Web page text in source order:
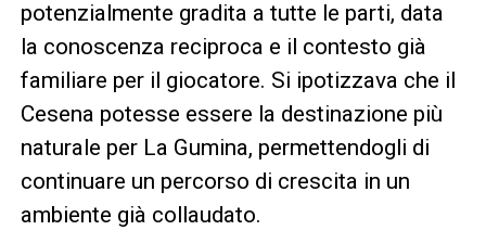
potenzialmente gradita a tutte le parti, data
la conoscenza reciproca e il contesto già
familiare per il giocatore. Si ipotizzava che il
Cesena potesse essere la destinazione più
naturale per La Gumina, permettendogli di
continuare un percorso di crescita in un
ambiente già collaudato.